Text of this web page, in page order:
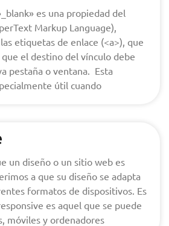
es una propiedad del
Markup Language),
etiquetas de enlace (<a>), que
el destino del vínculo debe
pestaña o ventana. Esta
útil cuando
un diseño o un sitio web es
a que su diseño se adapta
formatos de dispositivos. Es
es aquel que se puede
móviles y ordenadores